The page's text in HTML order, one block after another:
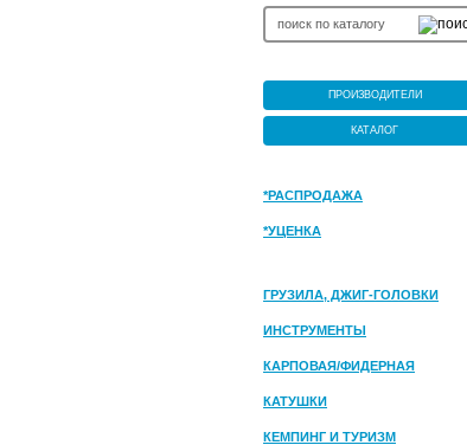
ПРОИЗВОДИТЕЛИ
КАТАЛОГ
*РАСПРОДАЖА
*УЦЕНКА
ГРУЗИЛА, ДЖИГ-ГОЛОВКИ
ИНСТРУМЕНТЫ
КАРПОВАЯ/ФИДЕРНАЯ
КАТУШКИ
КЕМПИНГ И ТУРИЗМ